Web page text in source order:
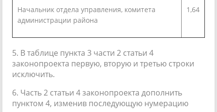
Начальник отдела управления, комитета
администрации района
1,64
5. В таблице пункта 3 части 2 статьи 4
законопроекта первую, вторую и третью строки
исключить.
6. Часть 2 статьи 4 законопроекта дополнить
пунктом 4, изменив последующую нумерацию